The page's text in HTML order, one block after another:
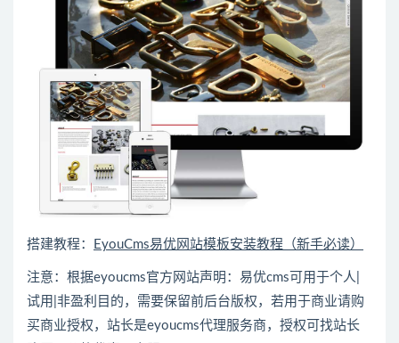
搭建教程： EyouCms易优网站模板安装教程（新手必读）
注意：根据eyoucms官方网站声明：易优cms可用于个人|
试用|非盈利目的，需要保留前后台版权，若用于商业请购
买商业授权，站长是eyoucms代理服务商，授权可找站长